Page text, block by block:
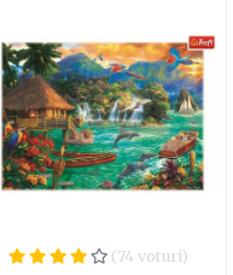
și de a-și exersa
Cu peste 1000 de
pentru pasionații de
doresc să-și
Nu mai sta pe
captivant și oferă o
distracție pentru cei
(74 voturi)